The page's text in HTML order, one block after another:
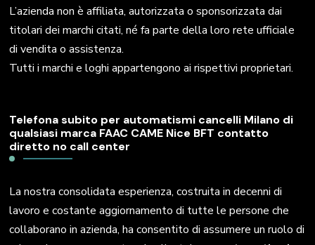
L’azienda non è affiliata, autorizzata o sponsorizzata dai
titolari dei marchi citati, né fa parte della loro rete ufficiale
di vendita o assistenza.
Tutti i marchi e loghi appartengono ai rispettivi proprietari.
Telefona subito per automatismi cancelli Milano di
qualsiasi marca FAAC CAME Nice BFT contatto
diretto no call center
La nostra consolidata esperienza, costruita in decenni di
lavoro e costante aggiornamento di tutte le persone che
collaborano in azienda, ha consentito di assumere un ruolo di